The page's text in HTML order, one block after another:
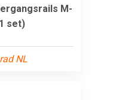
M-
set)
NL